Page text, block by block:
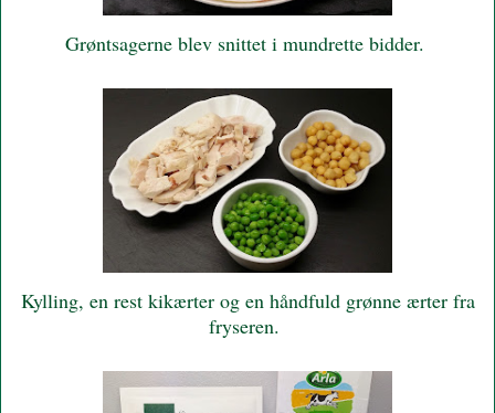
Grøntsagerne blev snittet i mundrette bidder.
Kylling, en rest kikærter og en håndfuld grønne ærter fra
fryseren.